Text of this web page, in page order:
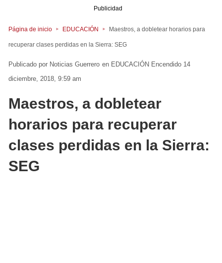
Publicidad
Página de inicio EDUCACIÓN Maestros, a dobletear horarios para
recuperar clases perdidas en la Sierra: SEG
Noticias Guerrero en EDUCACIÓN Encendido 14
diciembre, 2018, 9:59 am
Maestros, a dobletear
horarios para recuperar
clases perdidas en la Sierra:
SEG